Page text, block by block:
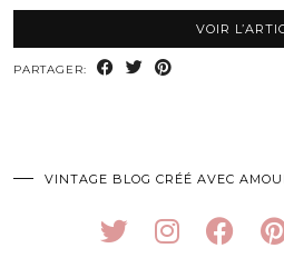
VOIR
PARTAGER:
VINTAGE BLOG CRÉÉ AVEC